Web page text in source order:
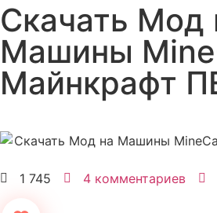
Скачать Мод
Машины
Майнкрафт
1 745 4 комментариев